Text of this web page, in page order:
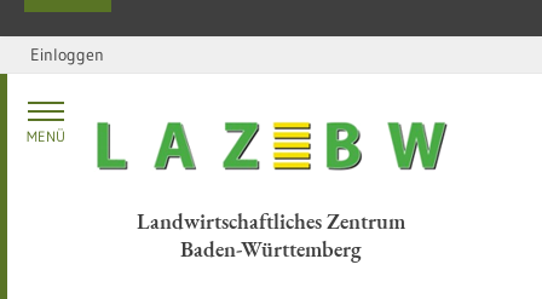
Zum Inhalt springen
Einloggen
Landwirtschaftliches Zentrum
Baden-Württemberg
MENÜ